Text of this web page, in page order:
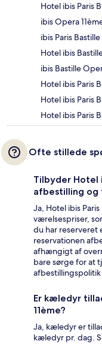
Hotel ibis Paris
ibis Opera
ibis Paris
Hotel ibis
ibis Bastille
Hotel ibis Paris
Hotel ibis Paris
Hotel ibis Paris
Ofte stillede
Tilbyder Hotel
afbestilling og
Ja, Hotel ibis
værelsespriser,
du har reserveret
reservationen
afhængigt af
bare sørge for at
Er kæledyr
11ème?
Ja, kæledyr er
kæledyr pr. dag.